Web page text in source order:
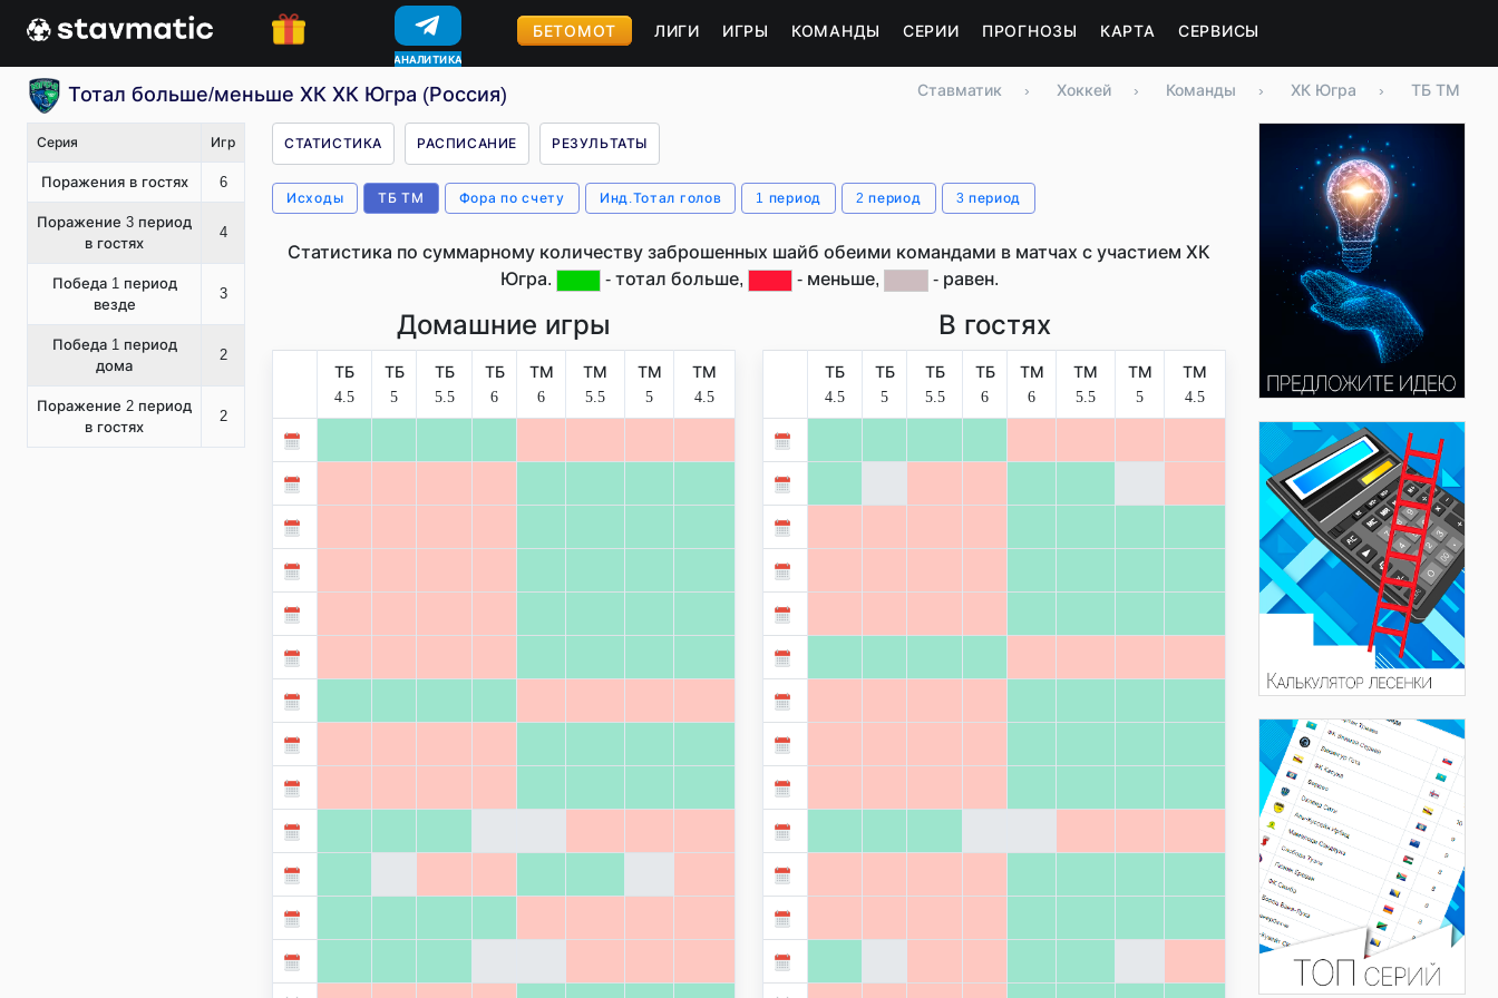
АНАЛИТИКА
КОНКУРСЫ
БЕТОМОТ ЛИГИ ИГРЫ КОМАНДЫ СЕРИИ ПРОГНОЗЫ КАРТА СЕРВИСЫ
Тотал больше/меньше ХК ХК Югра (Россия) Ставматик › Хоккей › Команды › ХК Югра › ТБ ТМ
Серия Игр
Поражения в гостях 6
Поражение 3 период
в гостях
4
Победа 1 период
везде
3
Победа 1 период
дома
2
Поражение 2 период
в гостях
2
СТАТИСТИКА РАСПИСАНИЕ РЕЗУЛЬТАТЫ
Исходы ТБ ТМ Фора по счету Инд.Тотал голов 1 период 2 период 3 период
Статистика по суммарному количеству заброшенных шайб обеими командами в матчах с участием ХК
Югра.
- тотал больше, - меньше, - равен.
Домашние игры
ТБ
4.5
ТБ
5
ТБ
5.5
ТБ
6
ТМ
6
ТМ
5.5
ТМ
5
ТМ
4.5
В гостях
ТБ
4.5
ТБ
5
ТБ
5.5
ТБ
6
ТМ
6
ТМ
5.5
ТМ
5
ТМ
4.5